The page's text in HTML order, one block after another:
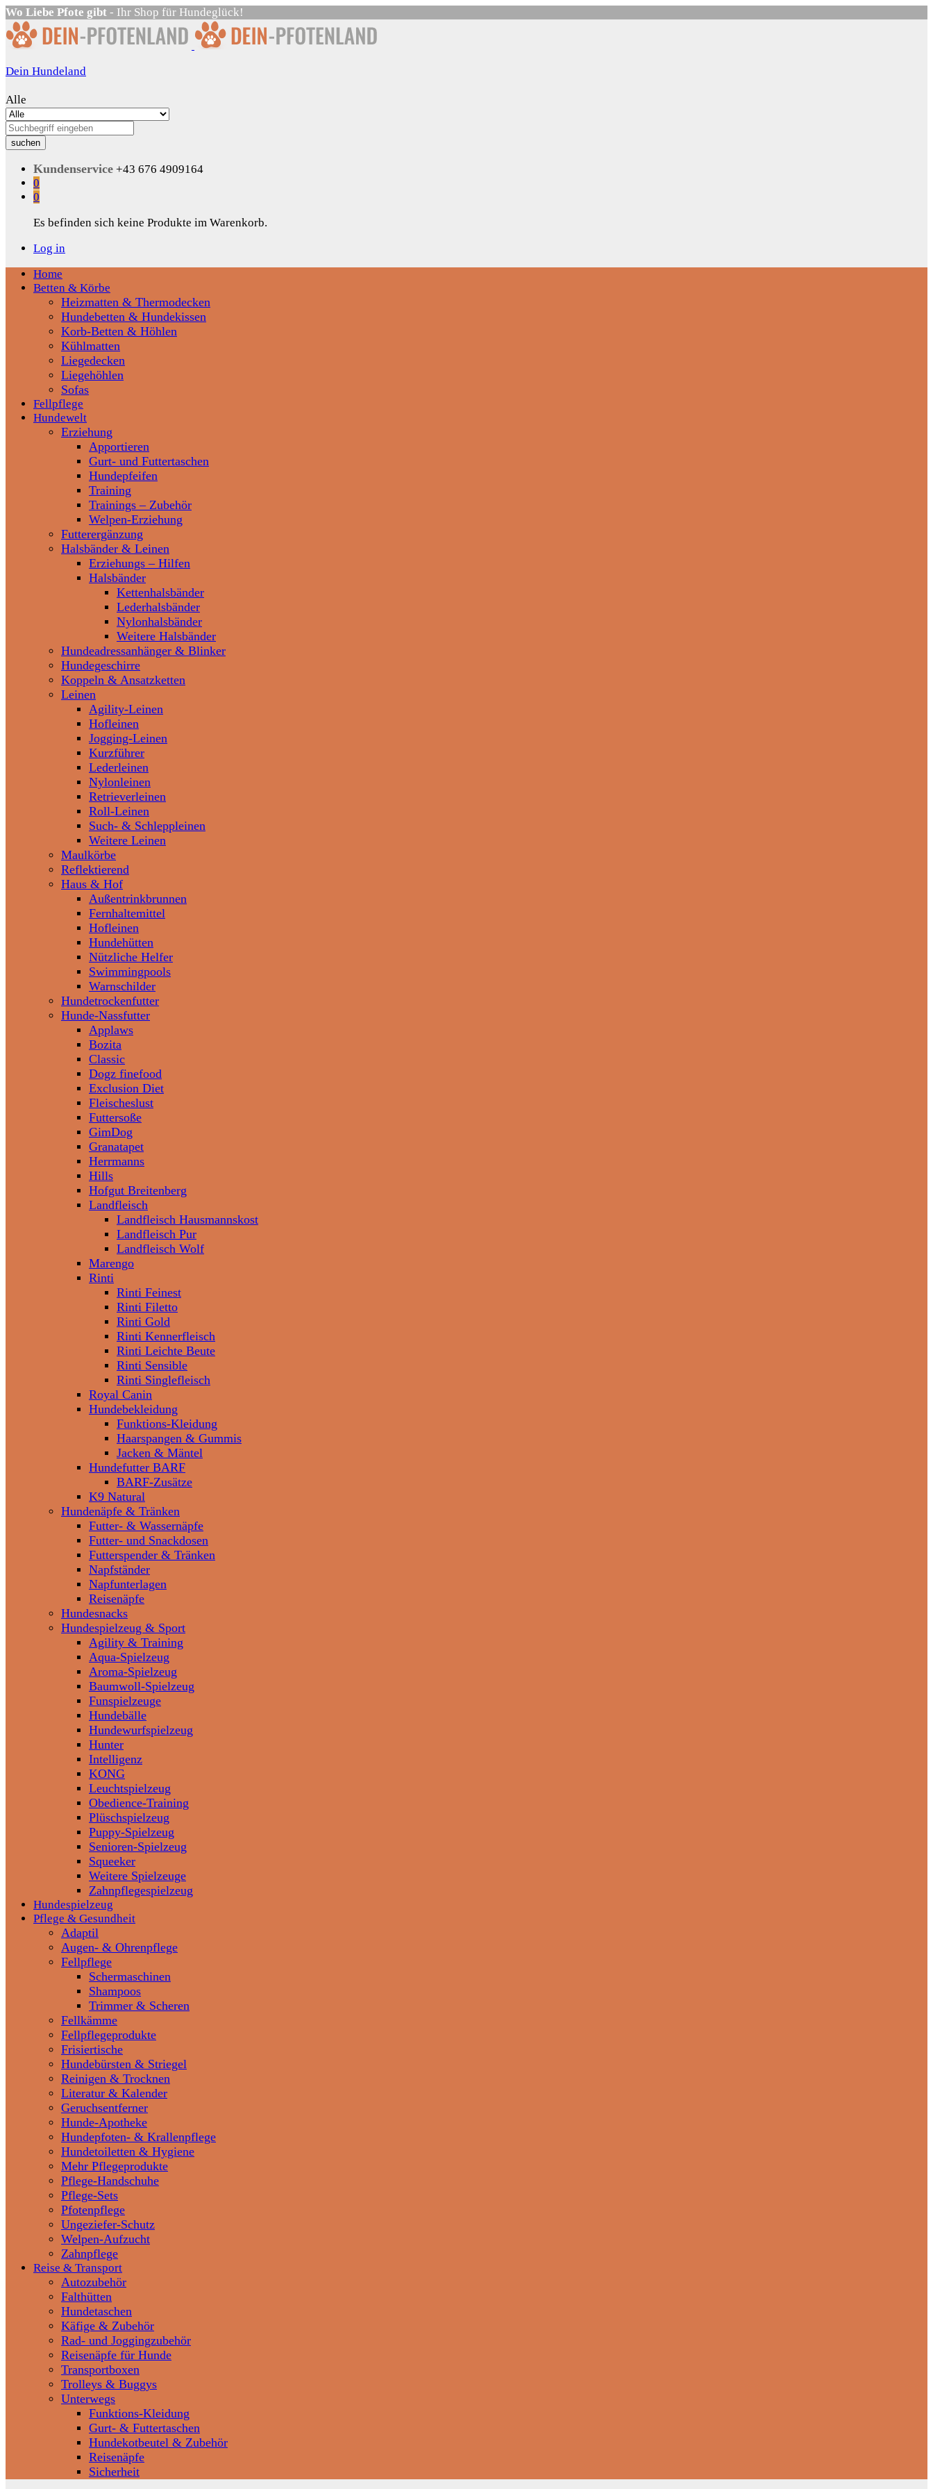
Wo Liebe Pfote gibt - Ihr Shop für Hundeglück!
Dein Hundeland
Alle
suchen
Kundenservice +43 676 4909164
0
0
Es befinden sich keine Produkte im Warenkorb.
Log in
Home
Betten & Körbe
Heizmatten & Thermodecken
Hundebetten & Hundekissen
Korb-Betten & Höhlen
Kühlmatten
Liegedecken
Liegehöhlen
Sofas
Fellpflege
Hundewelt
Erziehung
Apportieren
Gurt- und Futtertaschen
Hundepfeifen
Training
Trainings – Zubehör
Welpen-Erziehung
Futterergänzung
Halsbänder & Leinen
Erziehungs – Hilfen
Halsbänder
Kettenhalsbänder
Lederhalsbänder
Nylonhalsbänder
Weitere Halsbänder
Hundeadressanhänger & Blinker
Hundegeschirre
Koppeln & Ansatzketten
Leinen
Agility-Leinen
Hofleinen
Jogging-Leinen
Kurzführer
Lederleinen
Nylonleinen
Retrieverleinen
Roll-Leinen
Such- & Schleppleinen
Weitere Leinen
Maulkörbe
Reflektierend
Haus & Hof
Außentrinkbrunnen
Fernhaltemittel
Hofleinen
Hundehütten
Nützliche Helfer
Swimmingpools
Warnschilder
Hundetrockenfutter
Hunde-Nassfutter
Applaws
Bozita
Classic
Dogz finefood
Exclusion Diet
Fleischeslust
Futtersoße
GimDog
Granatapet
Herrmanns
Hills
Hofgut Breitenberg
Landfleisch
Landfleisch Hausmannskost
Landfleisch Pur
Landfleisch Wolf
Marengo
Rinti
Rinti Feinest
Rinti Filetto
Rinti Gold
Rinti Kennerfleisch
Rinti Leichte Beute
Rinti Sensible
Rinti Singlefleisch
Royal Canin
Hundebekleidung
Funktions-Kleidung
Haarspangen & Gummis
Jacken & Mäntel
Hundefutter BARF
BARF-Zusätze
K9 Natural
Hundenäpfe & Tränken
Futter- & Wassernäpfe
Futter- und Snackdosen
Futterspender & Tränken
Napfständer
Napfunterlagen
Reisenäpfe
Hundesnacks
Hundespielzeug & Sport
Agility & Training
Aqua-Spielzeug
Aroma-Spielzeug
Baumwoll-Spielzeug
Funspielzeuge
Hundebälle
Hundewurfspielzeug
Hunter
Intelligenz
KONG
Leuchtspielzeug
Obedience-Training
Plüschspielzeug
Puppy-Spielzeug
Senioren-Spielzeug
Squeeker
Weitere Spielzeuge
Zahnpflegespielzeug
Hundespielzeug
Pflege & Gesundheit
Adaptil
Augen- & Ohrenpflege
Fellpflege
Schermaschinen
Shampoos
Trimmer & Scheren
Fellkämme
Fellpflegeprodukte
Frisiertische
Hundebürsten & Striegel
Reinigen & Trocknen
Literatur & Kalender
Geruchsentferner
Hunde-Apotheke
Hundepfoten- & Krallenpflege
Hundetoiletten & Hygiene
Mehr Pflegeprodukte
Pflege-Handschuhe
Pflege-Sets
Pfotenpflege
Ungeziefer-Schutz
Welpen-Aufzucht
Zahnpflege
Reise & Transport
Autozubehör
Falthütten
Hundetaschen
Käfige & Zubehör
Rad- und Joggingzubehör
Reisenäpfe für Hunde
Transportboxen
Trolleys & Buggys
Unterwegs
Funktions-Kleidung
Gurt- & Futtertaschen
Hundekotbeutel & Zubehör
Reisenäpfe
Sicherheit